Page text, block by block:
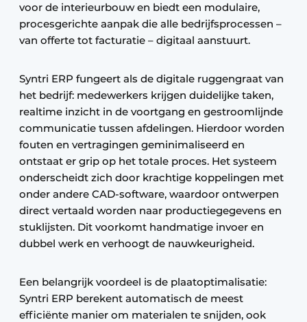
voor de interieurbouw en biedt een modulaire,
procesgerichte aanpak die alle bedrijfsprocessen –
van offerte tot facturatie – digitaal aanstuurt.
Syntri ERP fungeert als de digitale ruggengraat van
het bedrijf: medewerkers krijgen duidelijke taken,
realtime inzicht in de voortgang en gestroomlijnde
communicatie tussen afdelingen. Hierdoor worden
fouten en vertragingen geminimaliseerd en
ontstaat er grip op het totale proces. Het systeem
onderscheidt zich door krachtige koppelingen met
onder andere CAD-software, waardoor ontwerpen
direct vertaald worden naar productiegegevens en
stuklijsten. Dit voorkomt handmatige invoer en
dubbel werk en verhoogt de nauwkeurigheid.
Een belangrijk voordeel is de plaatoptimalisatie:
Syntri ERP berekent automatisch de meest
efficiënte manier om materialen te snijden, ook